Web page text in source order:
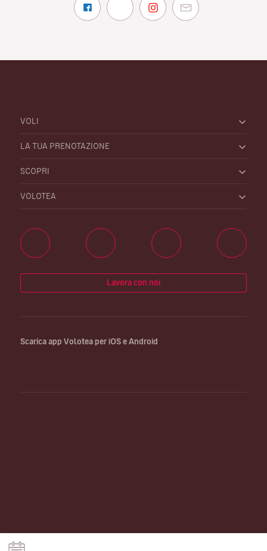
VOLI
LA TUA PRENOTAZIONE
SCOPRI
VOLOTEA
Lavora con noi
Scarica app Volotea per iOS e Android